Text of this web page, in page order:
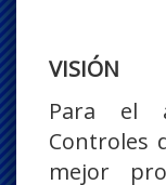
VISIÓN
Para el
Controles
mejor